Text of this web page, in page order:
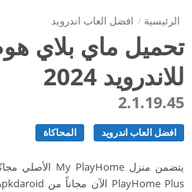
الرئيسية / افضل العاب اندرويد
تحميل ماي بلاي
للاندرويد 2024
2.1.19.45
افضل العاب اندرويد المحاكاة